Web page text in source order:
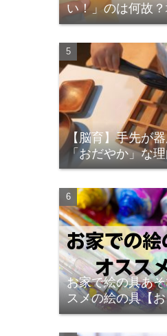
い！」のは何故
と
【脳育】手先が
「おだやか」な
お家で絵の具あ
スメの絵の具【